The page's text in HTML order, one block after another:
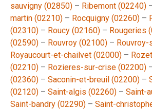
sauvigny (02850) – Ribemont (02240)
martin (02210) – Rocquigny (02260) –
(02310) – Roucy (02160) – Rougeries
(02590) – Rouvroy (02100) –
Royaucourt-et-chailvet (02000) –
(02210) – Rozieres-sur-crise (02200)
(02360) – Saconin-et-breuil (02200) –
(02120) – Saint-algis (02260) – Saint-
Saint-bandry (02290) – Saint-